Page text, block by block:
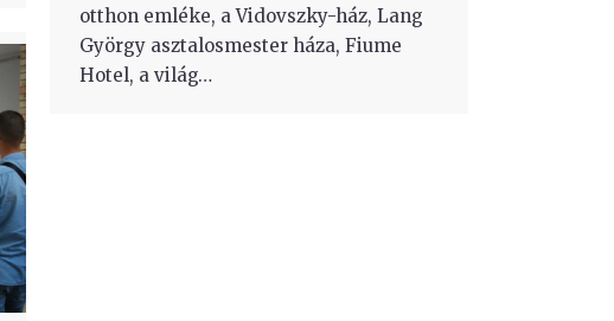
otthon emléke, a Vidovszky-ház, Lang
György asztalosmester háza, Fiume
Hotel, a világ…